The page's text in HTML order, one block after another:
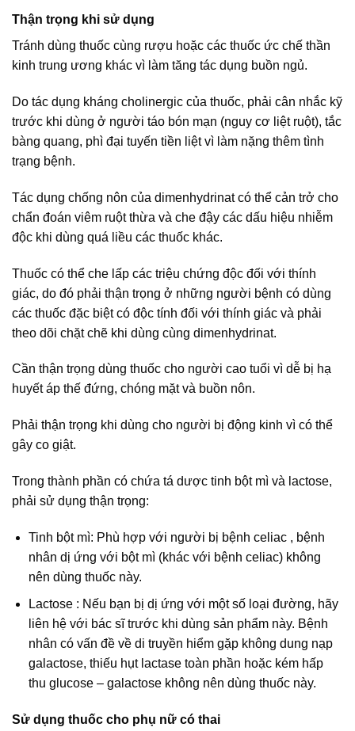
Thận trọng khi sử dụng
Tránh dùng thuốc cùng rượu hoặc các thuốc ức chế thần
kinh trung ương khác vì làm tăng tác dụng buồn ngủ.
Do tác dụng kháng cholinergic của thuốc, phải cân nhắc kỹ
trước khi dùng ở người táo bón mạn (nguy cơ liệt ruột), tắc
bàng quang, phì đại tuyến tiền liệt vì làm nặng thêm tình
trạng bệnh.
Tác dụng chống nôn của dimenhydrinat có thể cản trở cho
chẩn đoán viêm ruột thừa và che đậy các dấu hiệu nhiễm
độc khi dùng quá liều các thuốc khác.
Thuốc có thể che lấp các triệu chứng độc đối với thính
giác, do đó phải thận trọng ở những người bệnh có dùng
các thuốc đặc biệt có độc tính đối với thính giác và phải
theo dõi chặt chẽ khi dùng cùng dimenhydrinat.
Cần thận trọng dùng thuốc cho người cao tuổi vì dễ bị hạ
huyết áp thế đứng, chóng mặt và buồn nôn.
Phải thận trọng khi dùng cho người bị động kinh vì có thể
gây co giật.
Trong thành phần có chứa tá dược tinh bột mì và lactose,
phải sử dụng thận trọng:
Tinh bột mì: Phù hợp với người bị bệnh celiac , bệnh
nhân dị ứng với bột mì (khác với bệnh celiac) không
nên dùng thuốc này.
Lactose : Nếu bạn bị dị ứng với một số loại đường, hãy
liên hệ với bác sĩ trước khi dùng sản phẩm này. Bệnh
nhân có vấn đề về di truyền hiểm gặp không dung nạp
galactose, thiếu hụt lactase toàn phần hoặc kém hấp
thu glucose – galactose không nên dùng thuốc này.
Sử dụng thuốc cho phụ nữ có thai